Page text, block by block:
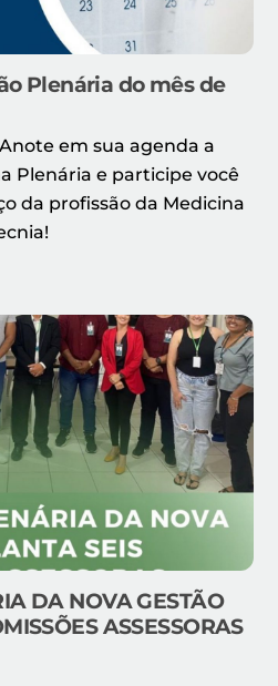
Plenária do mês de
em sua agenda a
Plenária e participe você
da profissão da Medicina
DA NOVA GESTÃO
ASSESSORAS